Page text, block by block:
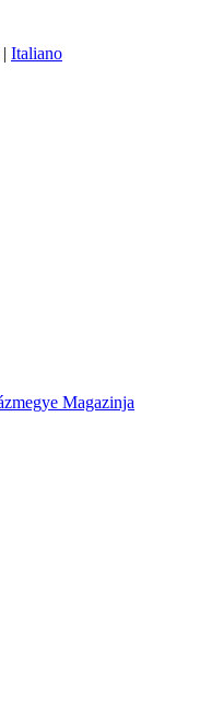
| Italiano
Magazinja